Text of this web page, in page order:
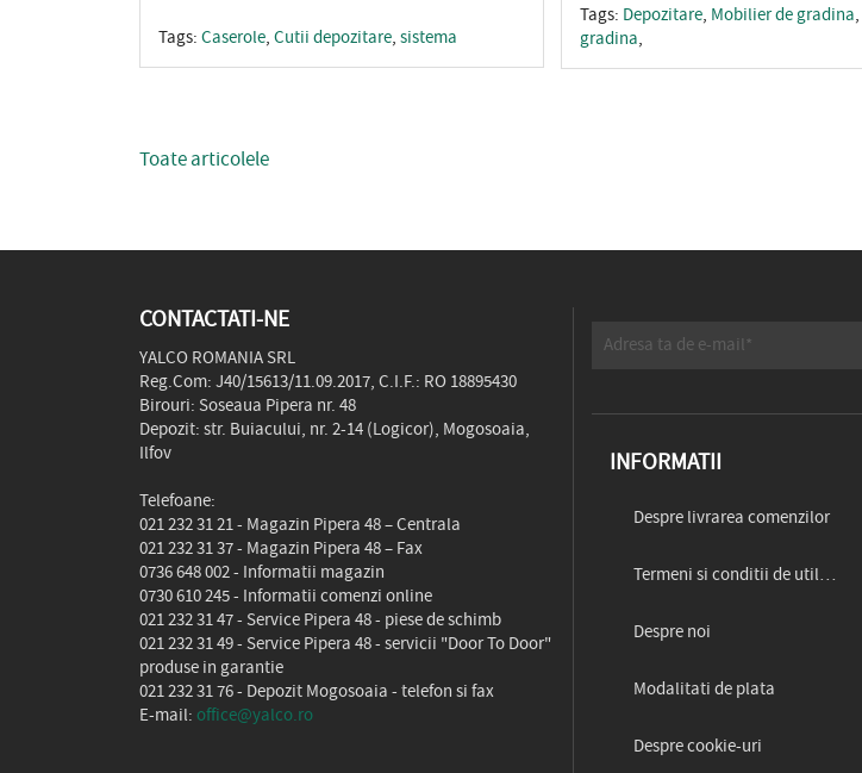
Tags: Caserole, Cutii depozitare, sistema
Tags: Depozitare, Mobilier de gradina,
gradina,
Toate articolele
CONTACTATI-NE
YALCO ROMANIA SRL
Reg.Com: J40/15613/11.09.2017, C.I.F.: RO 18895430
Birouri: Soseaua Pipera nr. 48
Depozit: str. Buiacului, nr. 2-14 (Logicor), Mogosoaia,
Ilfov
Telefoane:
021 232 31 21- Magazin Pipera 48 – Centrala
021 232 31 37- Magazin Pipera 48 – Fax
0736 648 002- Informatii magazin
0730 610 245- Informatii comenzi online
021 232 31 47- Service Pipera 48 - piese de schimb
021 232 31 49- Service Pipera 48 - servicii "Door To Door"
produse in garantie
021 232 31 76- Depozit Mogosoaia - telefon si fax
E-mail: office@yalco.ro
INFORMATII
Despre livrarea comenzilor
Termeni si conditii de utilizare
Despre noi
Modalitati de plata
Despre cookie-uri